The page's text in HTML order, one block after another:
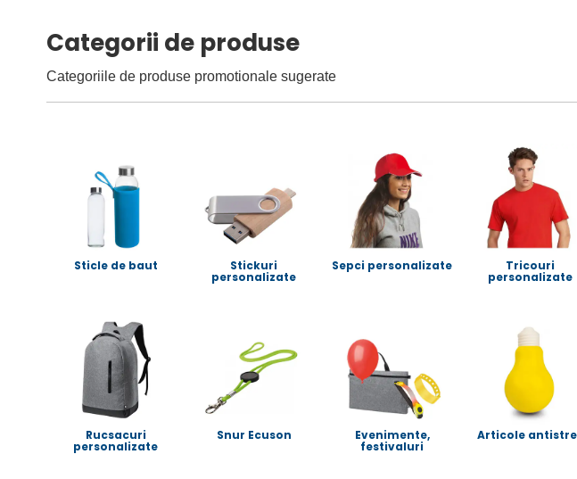
Categorii de produse
Categoriile de produse promotionale sugerate
Sticle de baut Stickuri
personalizate
Sepci personalizate Tricouri
personalizate
Rucsacuri
personalizate
Snur Ecuson Evenimente,
festivaluri
Articole